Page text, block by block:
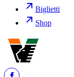
Biglietti
Shop